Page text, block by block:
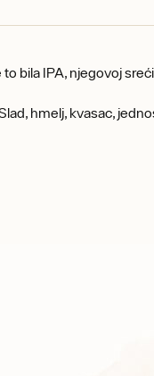
bila IPA, njegovoj
hmelj, kvasac,